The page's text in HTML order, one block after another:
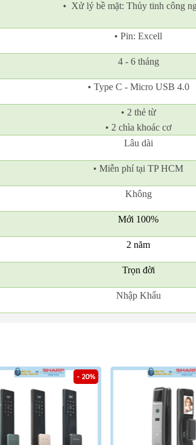
• Xử lý bề mặt: Thủy tinh công
• Pin: Excell
4 - 6 tháng
• Type C - Micro USB 4.0
• 2 thẻ từ
• 2 chìa khoác cơ
Lâu dài
• Miễn phí tại TP HCM
Không
Mới 100%
2 năm
Trọn đời
Nhập Khẩu
- 20%